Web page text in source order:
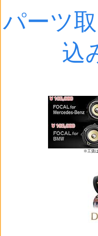
パーツ
込
※工賃